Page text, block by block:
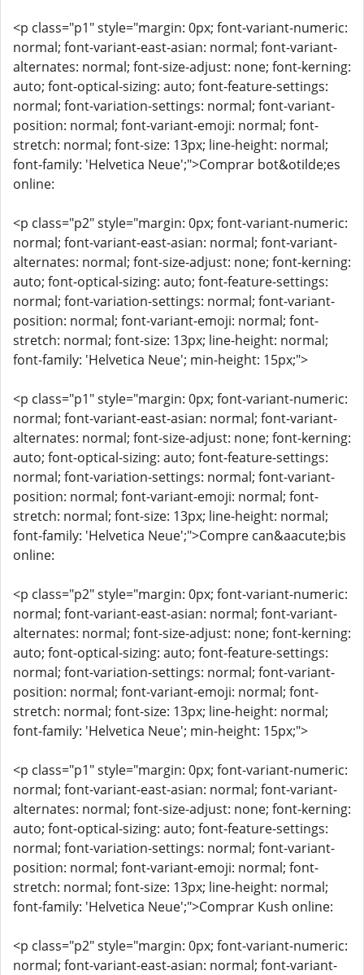
<p class="p1" style="margin: 0px; font-variant-numeric:
normal; font-variant-east-asian: normal; font-variant-
alternates: normal; font-size-adjust: none; font-kerning:
auto; font-optical-sizing: auto; font-feature-settings:
normal; font-variation-settings: normal; font-variant-
position: normal; font-variant-emoji: normal; font-
stretch: normal; font-size: 13px; line-height: normal;
font-family: 'Helvetica Neue';">Comprar bot&otilde;es
online:
<p class="p2" style="margin: 0px; font-variant-numeric:
normal; font-variant-east-asian: normal; font-variant-
alternates: normal; font-size-adjust: none; font-kerning:
auto; font-optical-sizing: auto; font-feature-settings:
normal; font-variation-settings: normal; font-variant-
position: normal; font-variant-emoji: normal; font-
stretch: normal; font-size: 13px; line-height: normal;
font-family: 'Helvetica Neue'; min-height: 15px;">
<p class="p1" style="margin: 0px; font-variant-numeric:
normal; font-variant-east-asian: normal; font-variant-
alternates: normal; font-size-adjust: none; font-kerning:
auto; font-optical-sizing: auto; font-feature-settings:
normal; font-variation-settings: normal; font-variant-
position: normal; font-variant-emoji: normal; font-
stretch: normal; font-size: 13px; line-height: normal;
font-family: 'Helvetica Neue';">Compre can&aacute;bis
online:
<p class="p2" style="margin: 0px; font-variant-numeric:
normal; font-variant-east-asian: normal; font-variant-
alternates: normal; font-size-adjust: none; font-kerning:
auto; font-optical-sizing: auto; font-feature-settings:
normal; font-variation-settings: normal; font-variant-
position: normal; font-variant-emoji: normal; font-
stretch: normal; font-size: 13px; line-height: normal;
font-family: 'Helvetica Neue'; min-height: 15px;">
<p class="p1" style="margin: 0px; font-variant-numeric:
normal; font-variant-east-asian: normal; font-variant-
alternates: normal; font-size-adjust: none; font-kerning:
auto; font-optical-sizing: auto; font-feature-settings:
normal; font-variation-settings: normal; font-variant-
position: normal; font-variant-emoji: normal; font-
stretch: normal; font-size: 13px; line-height: normal;
font-family: 'Helvetica Neue';">Comprar Kush online:
<p class="p2" style="margin: 0px; font-variant-numeric:
normal; font-variant-east-asian: normal; font-variant-